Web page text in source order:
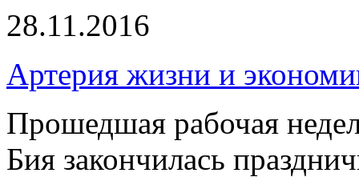
28.11.2016
Артерия жизни и
Прошедшая рабочая
Бия закончилась